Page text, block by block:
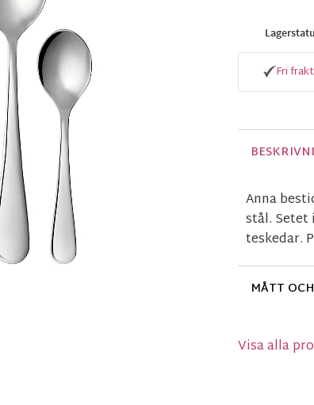
Fri
Anna
stål.
teskedar.
MÅTT
Visa alla